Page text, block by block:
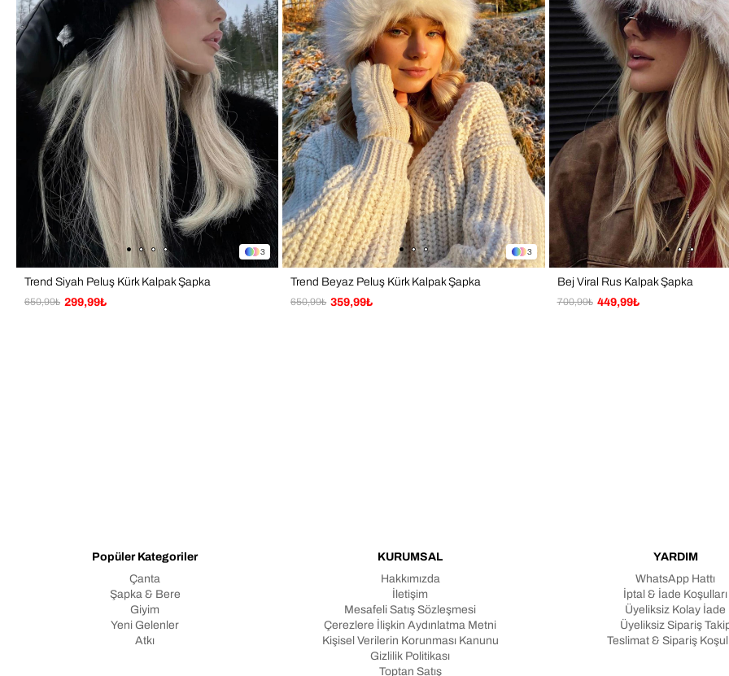
✔
Not:
3
Trend Siyah Peluş Kürk Kalpak Şapka
299,99₺
650,99₺
3
Trend Beyaz Peluş Kürk Kalpak Şapka
359,99₺
650,99₺
Bej Viral Rus Kalpak Şapka
449,99₺
700,99₺
Popüler Kategoriler
Çanta
Şapka & Bere
Giyim
Yeni Gelenler
Atkı
KURUMSAL
Hakkımızda
İletişim
Mesafeli Satış Sözleşmesi
Çerezlere İlişkin Aydınlatma Metni
Kişisel Verilerin Korunması Kanunu
Gizlilik Politikası
Toptan Satış
YARDIM
WhatsApp Hattı
İptal & İade Koşulları
Üyeliksiz Kolay İade
Üyeliksiz Sipariş
Teslimat & Sipariş